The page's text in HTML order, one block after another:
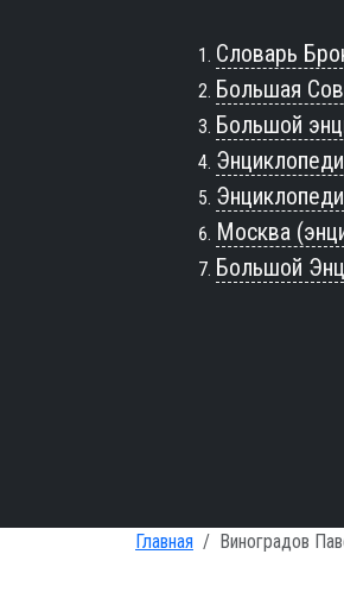
Словарь
Большая
Большой
Москва
Большой
Главная Виноградов